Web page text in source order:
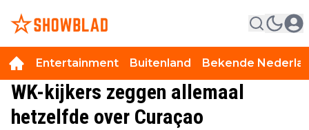
Entertainment Buitenland Bekende
WK-kijkers zeggen allemaal
hetzelfde over Curaçao